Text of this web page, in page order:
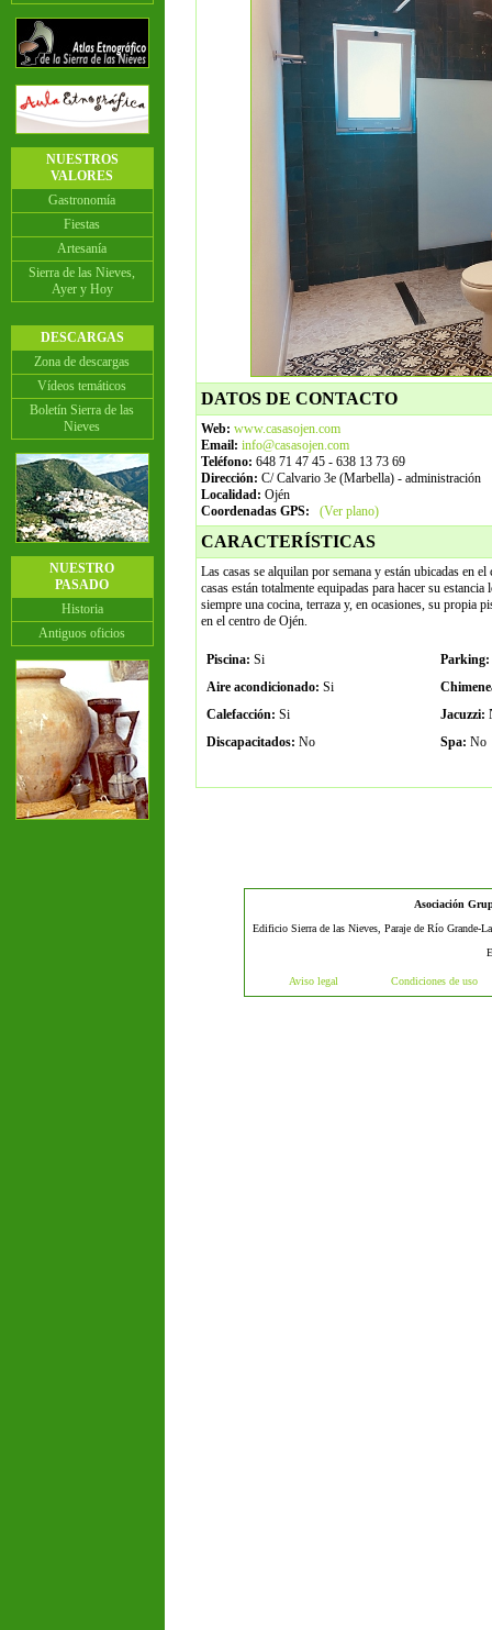
NUESTROS
VALORES
Gastronomía
Fiestas
Artesanía
Sierra de las Nieves,
Ayer y Hoy
DESCARGAS
Zona de descargas
Vídeos temáticos
Boletín Sierra de las
Nieves
NUESTRO
PASADO
Historia
Antiguos oficios
DATOS DE CONTACTO
Web: www.casasojen.com
Email: info@casasojen.com
Teléfono: 648 71 47 45 - 638 13 73 69
Dirección: C/ Calvario 3e (Marbella) - administración
Localidad: Ojén
Coordenadas GPS:
(Ver plano)
CARACTERÍSTICAS
Las casas se alquilan por semana y están ubicadas en
casas están totalmente equipadas para hacer su
siempre una cocina, terraza y, en ocasiones, su propia
en el centro de Ojén.
Piscina: Si Parking:
Aire acondicionado: Si
Calefacción: Si Jacuzzi:
Discapacitados: No Spa: No
Asociación
Edificio Sierra de las Nieves, Paraje de Río
Aviso legal Condiciones de uso